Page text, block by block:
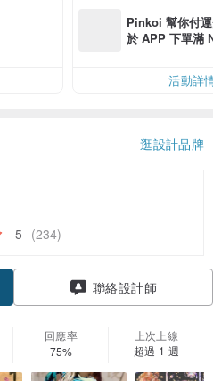
Pinkoi 幫你付
於 APP 下單滿
活動詳
逛設計品牌
5 (234)
聯絡設計師
回應率
75%
上次上線
超過 1 週